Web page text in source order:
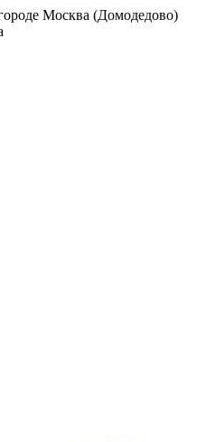
Москва (Домодедово)